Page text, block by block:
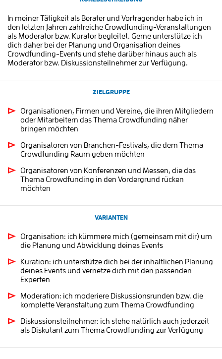
In meiner Tätigkeit als Berater und Vortragender habe ich in
den letzten Jahren zahlreiche Crowdfunding-Veranstaltungen
als Moderator bzw. Kurator begleitet. Gerne unterstütze ich
dich daher bei der Planung und Organisation deines
Crowdfunding-Events und stehe darüber hinaus auch als
Moderator bzw. Diskussionsteilnehmer zur Verfügung.
ZIELGRUPPE
Organisationen, Firmen und Vereine, die ihren Mitgliedern
oder Mitarbeitern das Thema Crowdfunding näher
bringen möchten
Organisatoren von Branchen-Festivals, die dem Thema
Crowdfunding Raum geben möchten
Organisatoren von Konferenzen und Messen, die das
Thema Crowdfunding in den Vordergrund rücken
möchten
VARIANTEN
Organisation: ich kümmere mich (gemeinsam mit dir) um
die Planung und Abwicklung deines Events
Kuration: ich unterstütze dich bei der inhaltlichen Planung
deines Events und vernetze dich mit den passenden
Experten
Moderation: ich moderiere Diskussionsrunden bzw. die
komplette Veranstaltung zum Thema Crowdfunding
Diskussionsteilnehmer: ich stehe natürlich auch jederzeit
als Diskutant zum Thema Crowdfunding zur Verfügung